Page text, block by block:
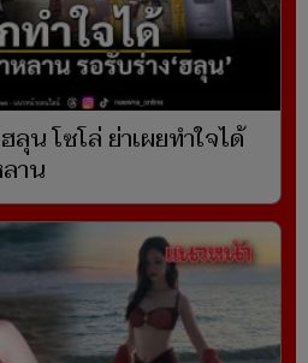
น โซโล่ ย่าเผยทำใจได้
าน